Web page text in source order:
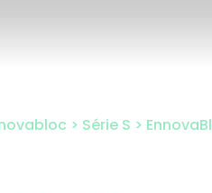
> Série S >